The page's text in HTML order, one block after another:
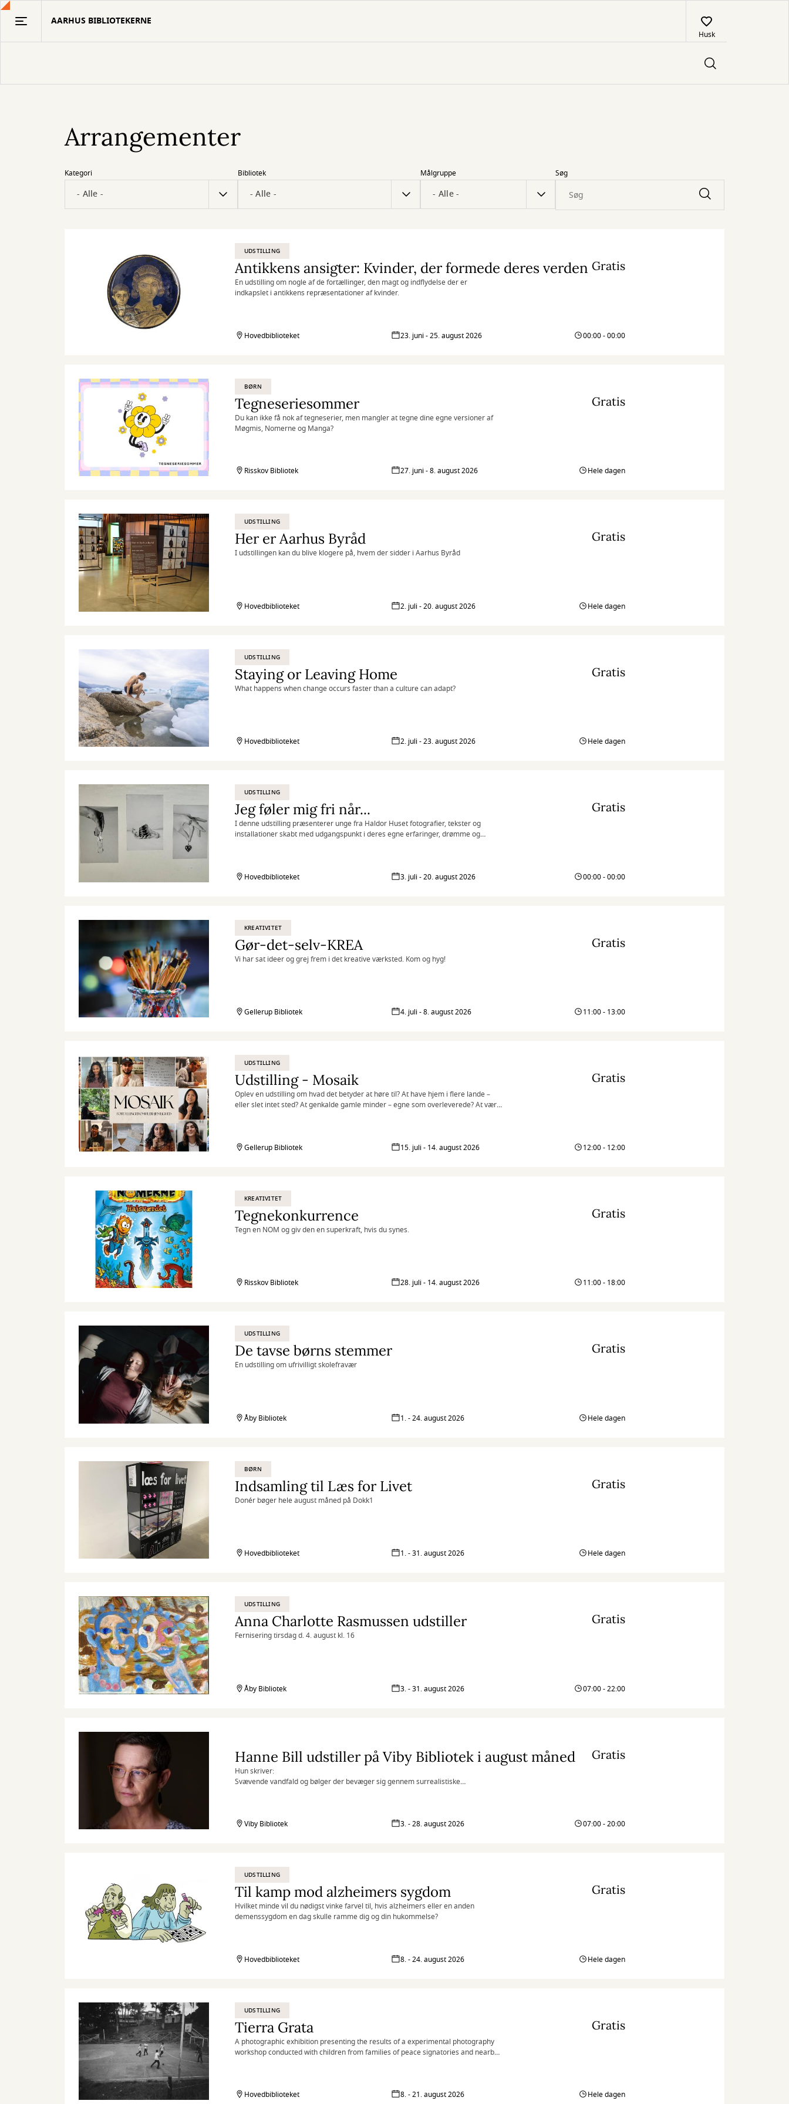
Gå
AARHUS BIBLIOTEKERNE
Husk
Arrangementer
Kategori Bibliotek Målgruppe Søg
UDSTILLING
Antikkens ansigter: Kvinder, der formede deres verden
En udstilling om nogle af de fortællinger, den magt og indflydelse der er
indkapslet i antikkens repræsentationer af kvinder.
Gratis
Hovedbiblioteket 23. juni - 25. august 2026 00:00 - 00:00
BØRN
Tegneseriesommer
Du kan ikke få nok af tegneserier, men mangler at tegne dine egne versioner af
Møgmis, Nomerne og Manga?
Gratis
Risskov Bibliotek 27. juni - 8. august 2026 Hele dagen
UDSTILLING
Her er Aarhus Byråd
I udstillingen kan du blive klogere på, hvem der sidder i Aarhus Byråd
Gratis
Hovedbiblioteket 2. juli - 20. august 2026 Hele dagen
UDSTILLING
Staying or Leaving Home
What happens when change occurs faster than a culture can adapt?
Gratis
Hovedbiblioteket 2. juli - 23. august 2026 Hele dagen
UDSTILLING
Jeg føler mig fri når...
I denne udstilling præsenterer unge fra Haldor Huset fotografier, tekster og
installationer skabt med udgangspunkt i deres egne erfaringer, drømme og
Gratis
Hovedbiblioteket 3. juli - 20. august 2026 00:00 - 00:00
KREATIVITET
Gør-det-selv-KREA
Vi har sat ideer og grej frem i det kreative værksted. Kom og hyg!
Gratis
Gellerup Bibliotek 4. juli - 8. august 2026 11:00 - 13:00
UDSTILLING
Udstilling - Mosaik
Oplev en udstilling om hvad det betyder at høre til? At have hjem i flere lande –
eller slet intet sted? At genkalde gamle minder – egne som overleverede? At være
Gratis
Gellerup Bibliotek 15. juli - 14. august 2026 12:00 - 12:00
KREATIVITET
Tegnekonkurrence
Tegn en NOM og giv den en superkraft, hvis du synes.
Gratis
Risskov Bibliotek 28. juli - 14. august 2026 11:00 - 18:00
UDSTILLING
De tavse børns stemmer
En udstilling om ufrivilligt skolefravær
Gratis
Åby Bibliotek 1. - 24. august 2026 Hele dagen
BØRN
Indsamling til Læs for Livet
Donér bøger hele august måned på Dokk1
Gratis
Hovedbiblioteket 1. - 31. august 2026 Hele dagen
UDSTILLING
Anna Charlotte Rasmussen udstiller
Fernisering tirsdag d. 4. august kl. 16
Gratis
Åby Bibliotek 3. - 31. august 2026 07:00 - 22:00
Hanne Bill udstiller på Viby Bibliotek i august måned
Hun skriver:
Svævende vandfald og bølger der bevæger sig gennem surrealistiske
budskaber til beskueren.
værkernes fortælling og efterlader samtidig mindre uperfektheder, der fungerer
som åndehuller og sprækker af lys.
Gratis
Viby Bibliotek 3. - 28. august 2026 07:00 - 20:00
UDSTILLING
Til kamp mod alzheimers sygdom
Hvilket minde vil du nødigst vinke farvel til, hvis alzheimers eller en anden
demenssygdom en dag skulle ramme dig og din hukommelse?
Gratis
Hovedbiblioteket 8. - 24. august 2026 Hele dagen
UDSTILLING
Tierra Grata
A photographic exhibition presenting the results of a experimental photography
workshop conducted with children from families of peace signatories and nearby
Gratis
Hovedbiblioteket 8. - 21. august 2026 Hele dagen